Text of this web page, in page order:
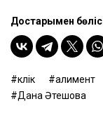
Достарыңмен бөліс
көлік алимент
Дана Әтешова